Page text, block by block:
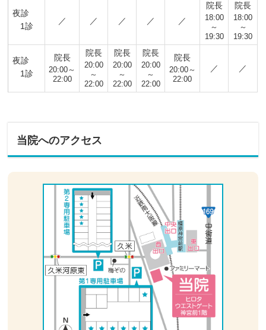
夜診
1診
／ ／ ／ ／ ／
院長
18:00
～
19:30
院長
18:00
～
19:30
夜診
1診
院長
20:00～
22:00
院長
20:00
～
22:00
院長
20:00
～
22:00
院長
20:00
～
22:00
院長
20:00～
22:00
／ ／
当院へのアクセス